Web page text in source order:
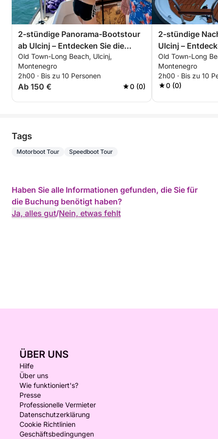
2-stündige Panorama-Bootstour
ab Ulcinj – Entdecken Sie die
verborgenen Schätze der Adria
Old Town-Long Beach, Ulcinj,
Montenegro
2h00 · Bis zu 10 Personen
Ab 150 € 0 (0)
2-stündige
Ulcinj –
unter den
Old Town-Long
Montenegro
2h00 · Bis zu 10
0 (0)
Tags
Motorboot Tour Speedboot Tour
Haben Sie alle Informationen gefunden, die Sie für
die Buchung benötigt haben?
Ja, alles gut/Nein, etwas fehlt
ÜBER UNS
Hilfe
Über uns
Wie funktioniert's?
Presse
Professionelle Vermieter
Datenschutzerklärung
Cookie Richtlinien
Geschäftsbedingungen